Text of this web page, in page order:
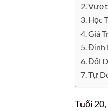
Vượt
Học
Giá
Định
Đối
Tự
Tuổi